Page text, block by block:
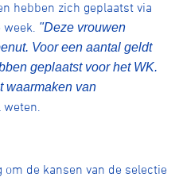
hebben zich geplaatst via
"Deze vrouwen
Voor een aantal geldt
geplaatst voor het WK.
waarmaken van
de kansen van de selectie